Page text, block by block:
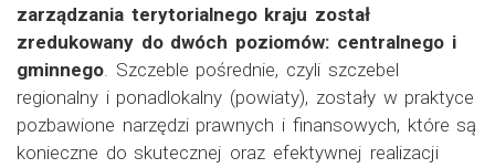
zarządzania terytorialnego kraju został
zredukowany do dwóch poziomów: centralnego i
gminnego. Szczeble pośrednie, czyli szczebel
regionalny i ponadlokalny (powiaty), zostały w praktyce
pozbawione narzędzi prawnych i finansowych, które są
konieczne do skutecznej oraz efektywnej realizacji